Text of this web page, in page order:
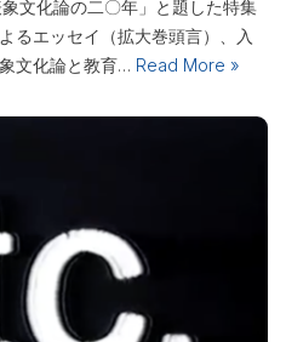
文化論の二〇年」と題した特集
るエッセイ（拡大巻頭言）、入
文化論と教育… Read More »